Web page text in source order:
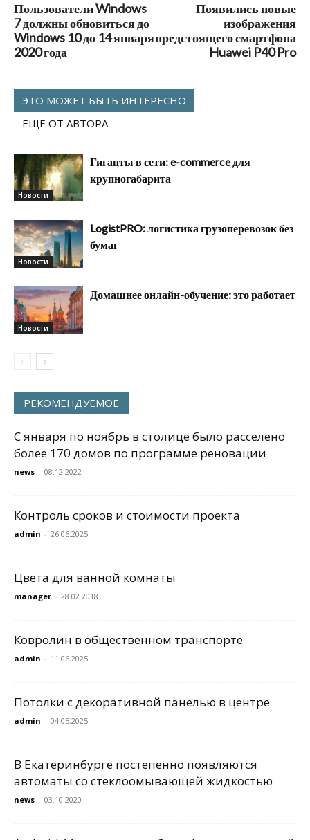
Пользователи Windows
7 должны обновиться до
Windows 10 до 14 января
2020 года
Появились новые
изображения
предстоящего смартфона
Huawei P40 Pro
ЭТО МОЖЕТ БЫТЬ ИНТЕРЕСНО
ЕЩЕ ОТ АВТОРА
Новости
Гиганты в сети: e-commerce для
крупногабарита
Новости
LogistPRO: логистика грузоперевозок без
бумаг
Новости
Домашнее онлайн-обучение: это работает
РЕКОМЕНДУЕМОЕ
С января по ноябрь в столице было расселено
более 170 домов по программе реновации
news - 08.12.2022
Контроль сроков и стоимости проекта
admin - 26.06.2025
Цвета для ванной комнаты
manager - 28.02.2018
Ковролин в общественном транспорте
admin - 11.06.2025
Потолки с декоративной панелью в центре
admin - 04.05.2025
В Екатеринбурге постепенно появляются
автоматы со стеклоомывающей жидкостью
news - 03.10.2020